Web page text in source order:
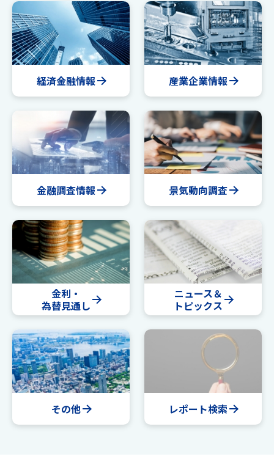
経済金融情報 産業企業情報
金融調査情報 景気動向調査
金利・
為替見通し
ニュース＆
トピックス
その他 レポート検索